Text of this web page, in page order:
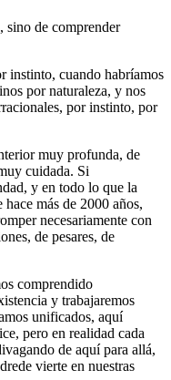
sino de comprender
instinto, cuando habríamos
por naturaleza, y nos
por instinto, por
muy profunda, de
cuidada. Si
y en todo lo que la
más de 2000 años,
necesariamente con
de pesares, de
comprendido
y trabajaremos
unificados, aquí
pero en realidad cada
de aquí para allá,
vierte en nuestras